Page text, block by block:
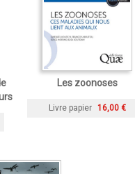
Les zoonoses
Livre papier 16,00 €